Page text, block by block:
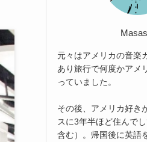
元々はアメリカの音楽
あり旅行で何度かアメ
っていました。
その後、アメリカ好き
スに3年半ほど住んで
含む）。帰国後に英語